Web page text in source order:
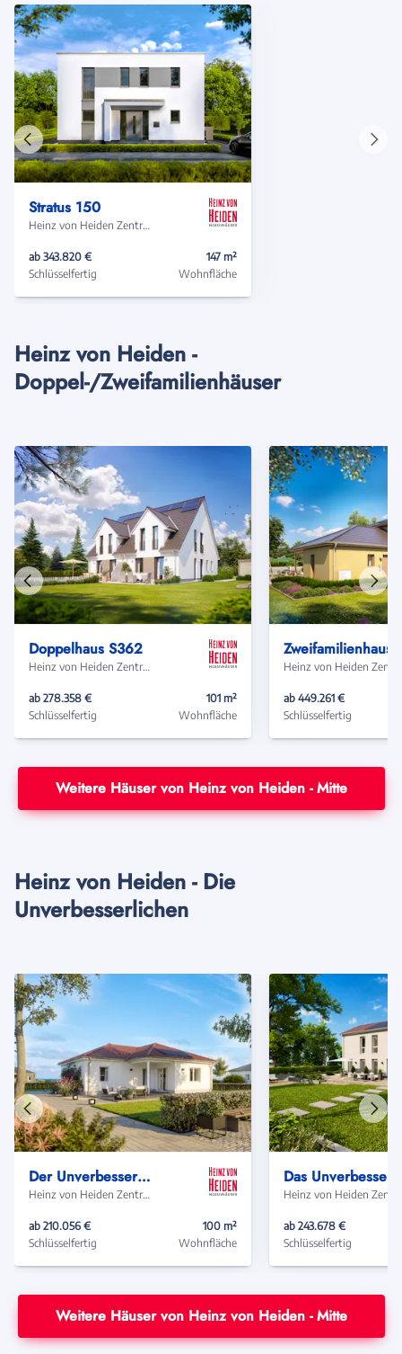
Stratus 150
Heinz von Heiden Zentrale
ab 343.820 €
Schlüsselfertig
147 m²
Wohnfläche
Vorheriges
Haus
Heinz von Heiden -
Doppel-/Zweifamilienhäuser
Doppelhaus S362
Heinz von Heiden Zentrale
ab 278.358 €
Schlüsselfertig
101 m²
Wohnfläche
ab 449.261 €
Schlüsselfertig
Vorheriges
Haus
Haus
Weitere Häuser von Heinz von Heiden - Mitte
Heinz von Heiden - Die
Unverbesserlichen
Der Unverbesserliche B540
Heinz von Heiden Zentrale
ab 210.056 €
Schlüsselfertig
100 m²
Wohnfläche
ab 243.678 €
Schlüsselfertig
Vorheriges
Haus
Haus
Weitere Häuser von Heinz von Heiden - Mitte